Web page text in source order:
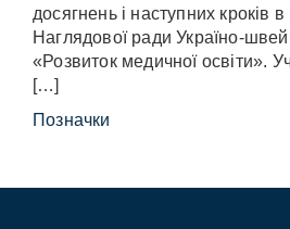
досягнень і наступних кроків
Наглядової ради Україно-
«Розвиток медичної освіти».
[…]
Позначки